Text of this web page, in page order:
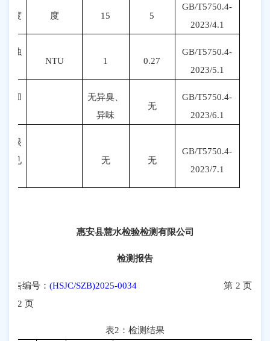
色度 度 15 5
GB/T5750.4-
2023/4.1
浑浊
NTU 1 0.27
GB/T5750.4-
2023/5.1
臭和
无异臭、
异味
无
GB/T5750.4-
2023/6.1
肉眼
可见
无 无
GB/T5750.4-
2023/7.1
惠安县慧水检验检测有限公司
检测报告
报告编号：(HSJC/SZB)2025-0034 第 2 页
2 页
表2 ：检测结果